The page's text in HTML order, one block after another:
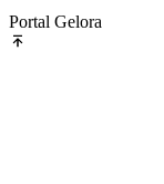
Portal Gelora